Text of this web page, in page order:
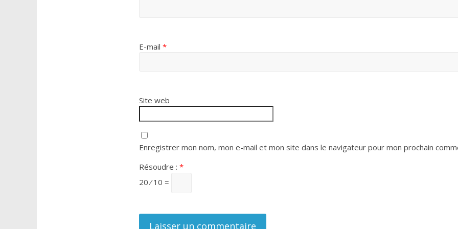
E-mail *
Site web
Enregistrer mon nom, mon e-mail et mon site dans le navigateur pour mon prochain
Résoudre : *
20 ⁄ 10 =